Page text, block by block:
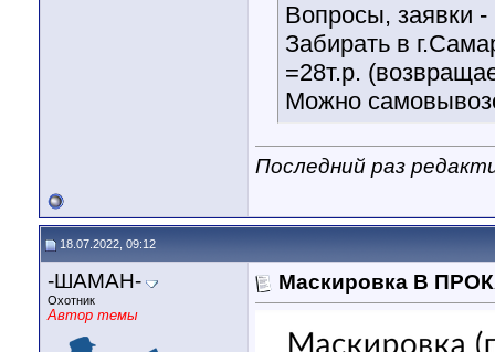
Вопросы, заявки
Забирать в
=28т.р.
Можно
Последний раз
18.07.2022, 09:12
-ШАМАН-
Охотник
Автор темы
Маскировка В